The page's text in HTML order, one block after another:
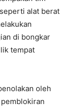
alat berat
di bongkar
tempat
oleh